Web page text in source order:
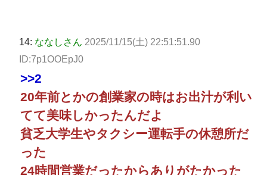
14: ななしさん 2025/11/15(土) 22:51:51.90
ID:7p1OOEpJ0
>>2
20年前とかの創業家の時はお出汁が利い
てて美味しかったんだよ
貧乏大学生やタクシー運転手の休憩所だ
った
24時間営業だったからありがたかった